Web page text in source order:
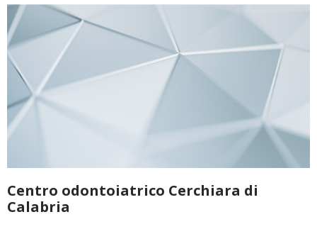
Centro odontoiatrico Cerchiara di
Calabria